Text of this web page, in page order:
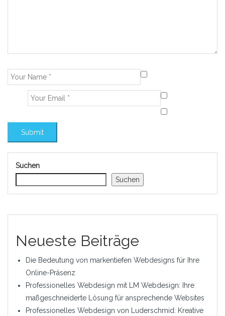
Suchen
Suchen
Neueste Beiträge
Die Bedeutung von markentiefen Webdesigns für Ihre
Online-Präsenz
Professionelles Webdesign mit LM Webdesign: Ihre
maßgeschneiderte Lösung für ansprechende Websites
Professionelles Webdesign von Luderschmid: Kreative